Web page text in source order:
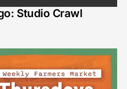
Studio Crawl